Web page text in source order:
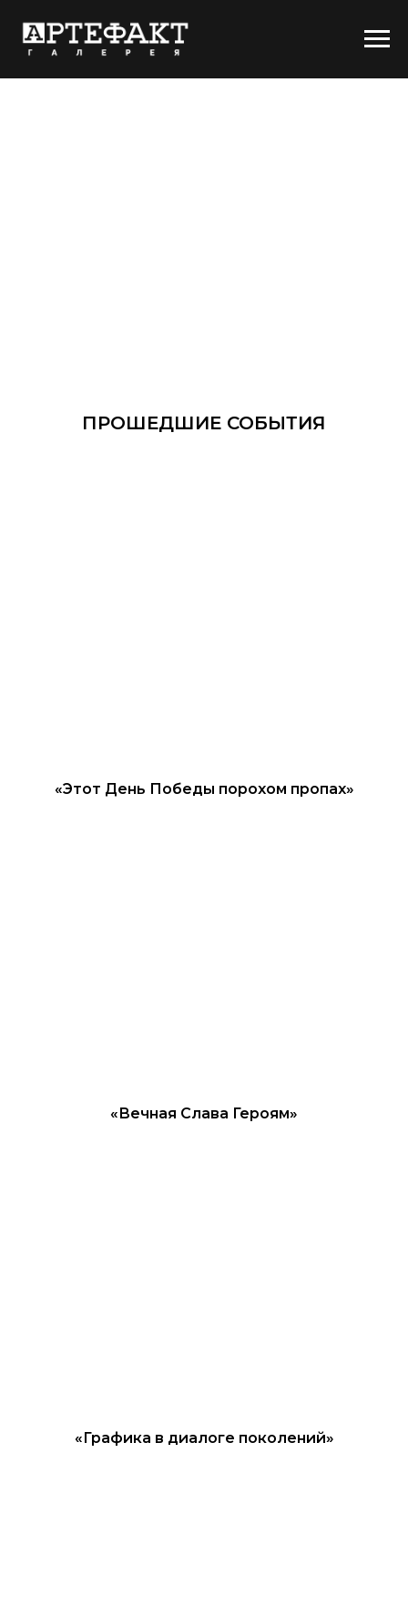
ПРОШЕДШИЕ СОБЫТИЯ
«Этот День Победы порохом пропах»
«Вечная Слава Героям»
«Графика в диалоге поколений»